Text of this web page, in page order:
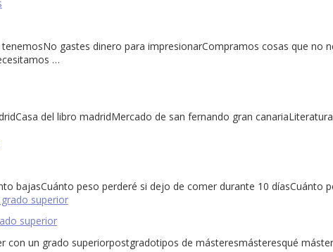
gastes dinero para impresionarCompramos cosas que
…
del libro madridMercado de san fernando gran
bajasCuánto peso perderé si dejo de comer durante 10
superior
con un grado superiorpostgradotipos de másteresmásteresqué